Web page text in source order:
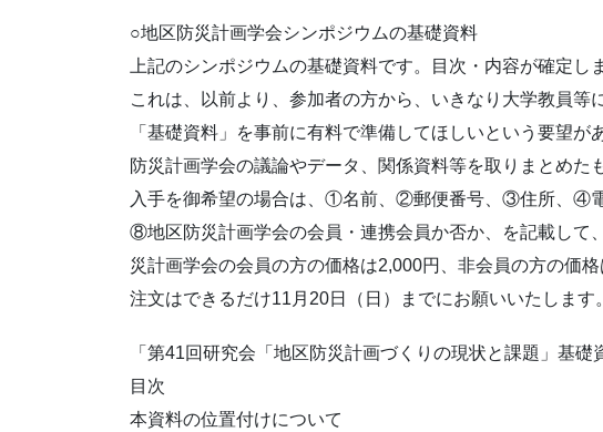
○地区防災計画学会シンポジウムの基礎資料
上記のシンポジウムの基礎資料です。目次・内容が確定し
これは、以前より、参加者の方から、いきなり大学教員等
「基礎資料」
を事前に有料で準備してほしいという要望が
防災計画学会の議論やデータ、 関係資料等を取りまとめた
入手を御希望の場合は、①名前、②郵便番号、③住所、④
⑧地区防災計画学会の会員・ 連携会員か否か、を記載して
災計画学会の会員の方の価格は2,000円、非会員の方の価
注文はできるだけ11月20日（日）までにお願いいたします
「第41回研究会「地区防災計画づくりの現状と課題」基礎
目次
本資料の位置付けについて